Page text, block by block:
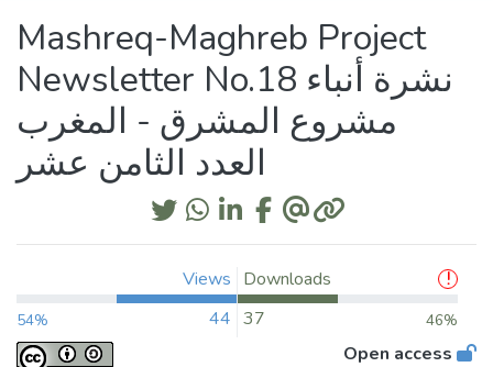
Mashreq-Maghreb Project
Newsletter No.18 نشرة أنباء
مشروع المشرق - المغرب
العدد الثامن عشر
Views
54% 44
Downloads
37
46%
Open access